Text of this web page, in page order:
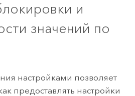
и
значений по
настройками позволяет
предоставлять настройки